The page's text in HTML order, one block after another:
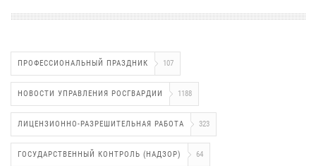
ПРОФЕССИОНАЛЬНЫЙ ПРАЗДНИК 107
НОВОСТИ УПРАВЛЕНИЯ РОСГВАРДИИ 1188
ЛИЦЕНЗИОННО-РАЗРЕШИТЕЛЬНАЯ РАБОТА 323
ГОСУДАРСТВЕННЫЙ КОНТРОЛЬ (НАДЗОР) 64